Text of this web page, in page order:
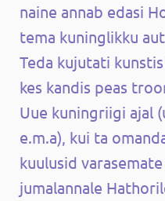
naine annab edasi
tema kuninglikku
Teda kujutati
kes kandis peas
Uue kuningriigi ajal
e.m.a), kui ta
kuulusid
jumalannale